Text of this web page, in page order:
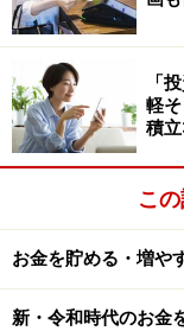
とはいえ昨今の
く恐怖を強く感じ
税などの不透明
出ません。結局
枠を広げるのが自
た。
定期預金、
す
皆さんが普段か
「
軽
積立
こ
お金を貯める・増や
新・令和時代のお金